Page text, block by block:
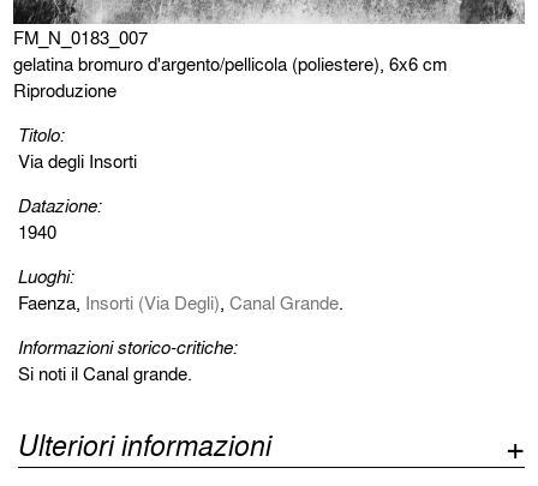
FM_N_0183_007
gelatina bromuro d'argento/pellicola (poliestere), 6x6 cm
Riproduzione
Titolo:
Via degli Insorti
Datazione:
1940
Luoghi:
Faenza, Insorti (Via Degli),Canal Grande.
Informazioni storico-critiche:
Si noti il Canal grande.
Ulteriori informazioni